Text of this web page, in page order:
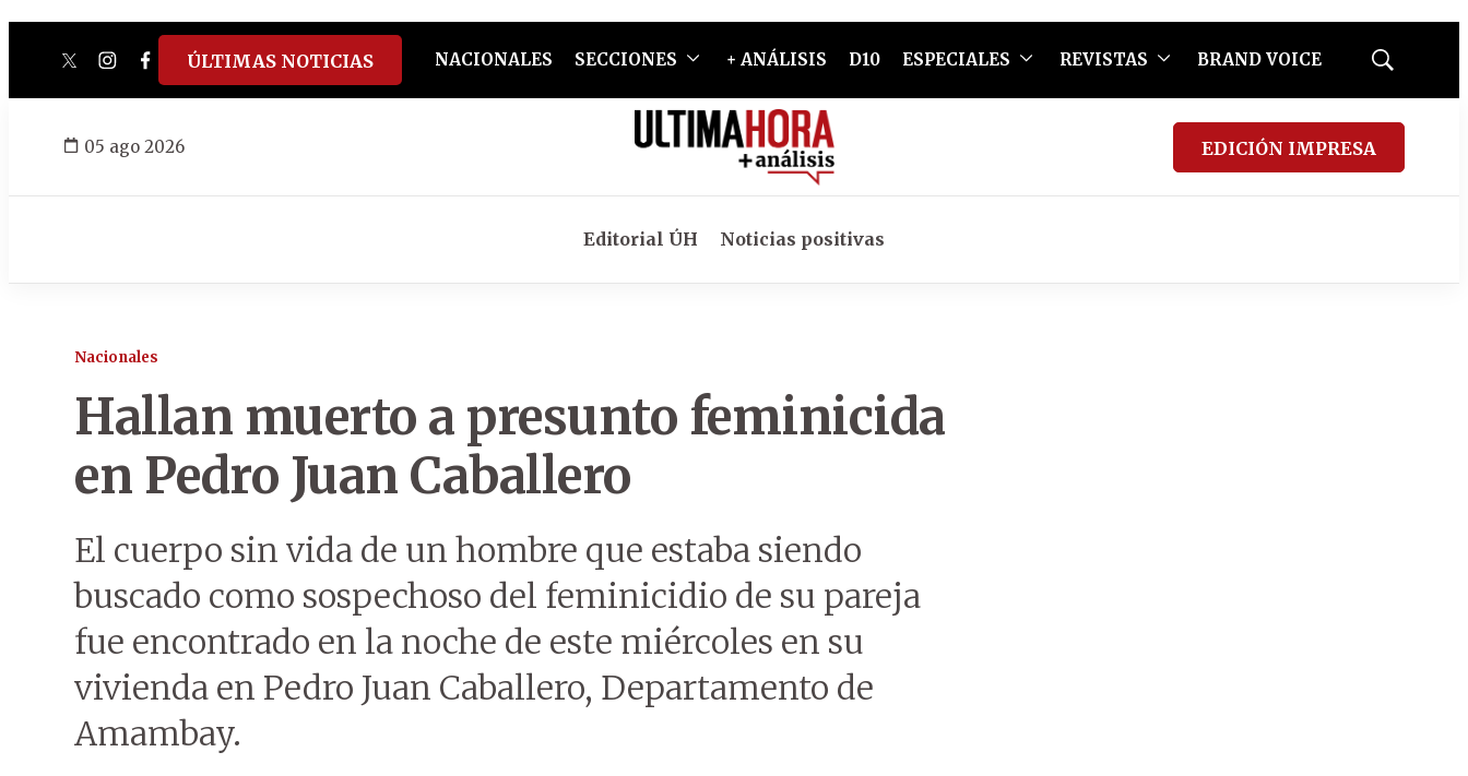
twitterinstagram
facebook
tiktokyoutube
spotify
ÚLTIMAS NOTICIAS NACIONALES SECCIONES + ANÁLISIS D10 ESPECIALES REVISTAS BRAND VOICE
Mostrar
05 ago 2026 EDICIÓN IMPRESA
Editorial ÚH Noticias positivas
Nacionales
Hallan muerto a presunto feminicida
en Pedro Juan Caballero
El cuerpo sin vida de un hombre que estaba siendo
buscado como sospechoso del feminicidio de su pareja
fue encontrado en la noche de este miércoles en su
vivienda en Pedro Juan Caballero, Departamento de
Amambay.